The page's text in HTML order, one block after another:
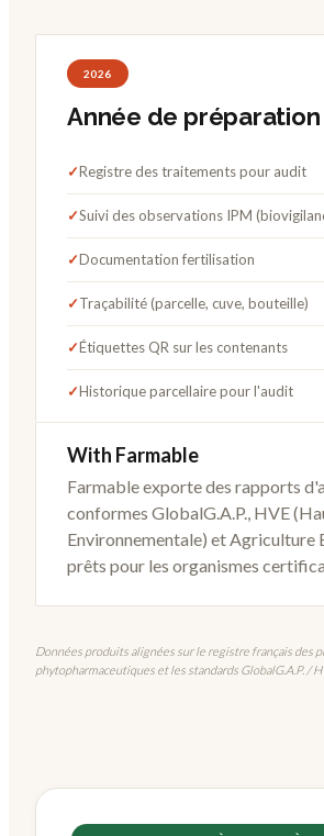
2026
Année de préparation
✓Registre des traitements pour audit
✓Suivi des observations IPM
✓Documentation fertilisation
✓Traçabilité (parcelle, cuve, bouteille)
✓Étiquettes QR sur les contenants
✓Historique parcellaire pour l'audit
With Farmable
Farmable exporte des rapports
conformes GlobalG.A.P., HVE
Environnementale) et Agriculture
prêts pour les organismes
Données produits alignées sur le registre français des
phytopharmaceutiques et les standards GlobalG.A.P. /